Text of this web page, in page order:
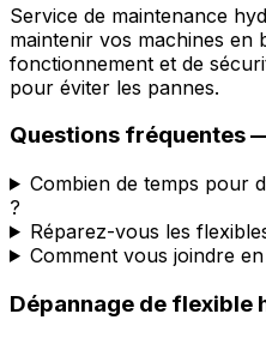
Service de maintenance
maintenir vos machines en
fonctionnement et de
pour éviter les pannes.
Questions fréquentes
Combien de temps pour
?
Réparez-vous les
Comment vous joindre
Dépannage de flexible